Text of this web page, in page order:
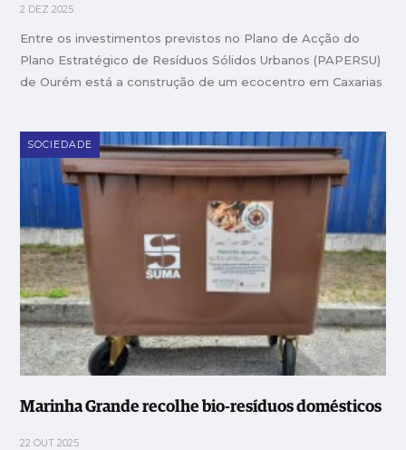
2 DEZ 2025
Entre os investimentos previstos no Plano de Acção do
Plano Estratégico de Resíduos Sólidos Urbanos (PAPERSU)
de Ourém está a construção de um ecocentro em Caxarias
SOCIEDADE
Marinha Grande recolhe bio-resíduos domésticos
22 OUT 2025